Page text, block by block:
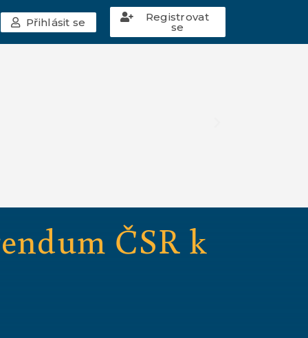
Přihlásit se Registrovat
se
ČSR k